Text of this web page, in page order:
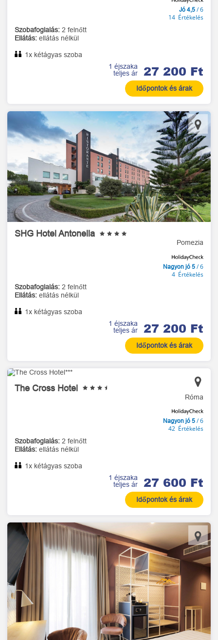
Jó 4,5 / 6
14 Értékelés
Szobafoglalás: 2 felnőtt
Ellátás: ellátás nélkül
1x kétágyas szoba
1 éjszaka
teljes ár
27 200 Ft
Időpontok és árak
SHG Hotel Antonella
Pomezia
Nagyon jó 5 / 6
4 Értékelés
Szobafoglalás: 2 felnőtt
Ellátás: ellátás nélkül
1x kétágyas szoba
1 éjszaka
teljes ár
27 200 Ft
Időpontok és árak
The Cross Hotel
Róma
Nagyon jó 5 / 6
42 Értékelés
Szobafoglalás: 2 felnőtt
Ellátás: ellátás nélkül
1x kétágyas szoba
1 éjszaka
teljes ár
27 600 Ft
Időpontok és árak